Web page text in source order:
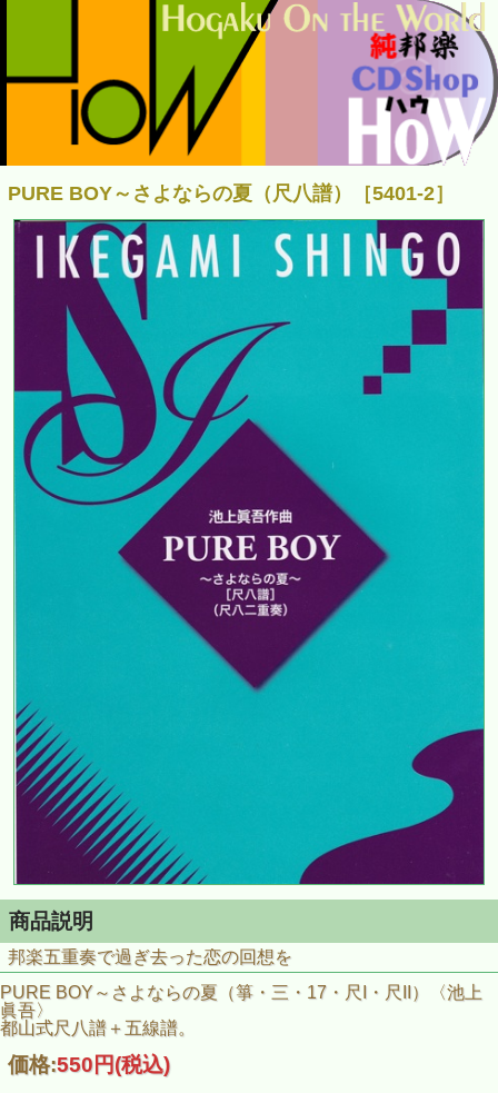
PURE BOY～さよならの夏（尺八譜）［5401-2］
商品説明
邦楽五重奏で過ぎ去った恋の回想を
PURE BOY～さよならの夏（箏・三・17・尺I・尺II）〈池上
眞吾〉
都山式尺八譜＋五線譜。
価格:550円(税込)